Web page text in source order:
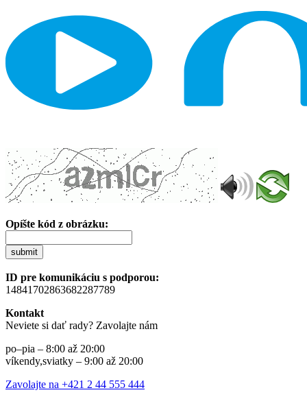
Opíšte kód z obrázku:
submit
ID pre komunikáciu s podporou:
14841702863682287789
Kontakt
Neviete si dať rady? Zavolajte nám
po–pia – 8:00 až 20:00
víkendy,sviatky – 9:00 až 20:00
Zavolajte na +421 2 44 555 444